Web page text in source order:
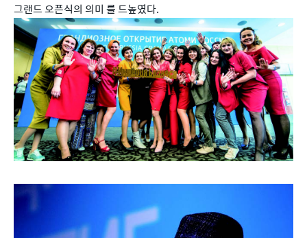
그랜드 오픈식의 의미 를 드높였다.